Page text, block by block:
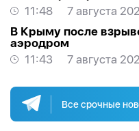
11:48
7 августа
В Крыму после
аэродром
11:43
7 августа
Все срочные